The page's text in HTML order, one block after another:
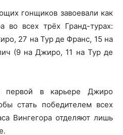
гонщиков завоевали как
во всех трёх Гранд-турах:
27 на Тур де Франс, 15 на
(9 на Джиро, 11 на Тур де
в карьере Джиро
стать победителем всех
Вингегора отделяют лишь